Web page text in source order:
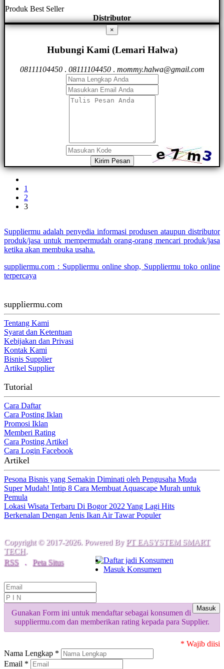
Produk Best Seller
Distributor
×
Hubungi Kami (Lemari Halwa)
08111104450. 08111104450. mommy.halwa@gmail.com
Kirim Pesan
1
2
3
Suppliermu adalah penyedia informasi produsen ataupun distributor
produk/jasa untuk mempermudah orang-orang mencari produk/jasa
ketika akan membuka usaha.
suppliermu.com : Suppliermu online shop, Suppliermu toko online
terpercaya
suppliermu.com
Tentang Kami
Syarat dan Ketentuan
Kebijakan dan Privasi
Kontak Kami
Bisnis Supplier
Artikel Supplier
Tutorial
Cara Daftar
Cara Posting Iklan
Promosi Iklan
Memberi Rating
Cara Posting Artikel
Cara Login Facebook
Artikel
Pesona Bisnis yang Semakin Diminati oleh Pengusaha Muda
Super Mudah! Intip 8 Cara Membuat Aquascape Murah untuk
Pemula
Lokasi Wisata Terbaru Di Bogor 2022 Yang Lagi Hits
Berkenalan Dengan Jenis Ikan Air Tawar Populer
Copyright © 2017-2026. Powered By PT EASYSTEM SMART
TECH.
RSS
. Peta Situs
Daftar jadi Konsumen
Masuk Konsumen
Masuk
Gunakan Form ini untuk mendaftar sebagai konsumen di
suppliermu.com dan memberikan rating kepada para Supplier.
* Wajib diisi
Nama Lengkap *
Email *